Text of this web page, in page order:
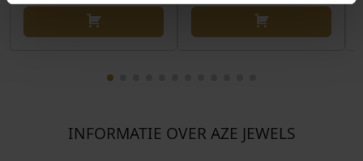
INFORMATIE OVER AZE JEWELS